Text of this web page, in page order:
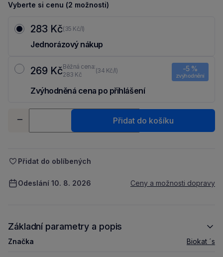
Vyberte si cenu (2 možnosti)
283 Kč(35 Kč/l)
Jednorázový nákup
269 KčBěžná cena:
283 Kč
(34 Kč/l) -5 %
zvýhodnění
Zvýhodněná cena po přihlášení
-
+
Přidat do košíku
Přidat do oblíbených
Odeslání 10. 8. 2026 Ceny a možnosti dopravy
Základní parametry a popis
Značka Biokat ´s